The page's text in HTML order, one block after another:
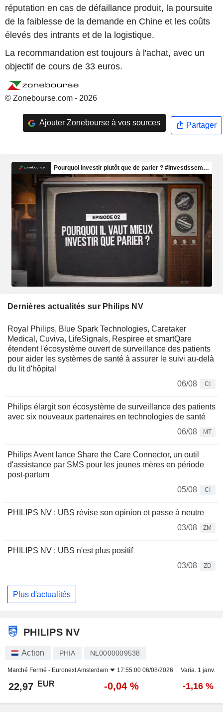
réputation en cas de défaillance produit, la poursuite
de la faiblesse de la demande en Chine et les coûts
élevés des intrants et de la logistique.
La recommandation est toujours à l'achat, avec un
objectif de cours de 33 euros.
© Zonebourse.com - 2026
Ajouter Zonebourse à vos sources Partager
Dernières actualités sur Philips NV
Royal Philips, Blue Spark Technologies, Caretaker
Medical, Cuviva, LifeSignals, Respiree et smartQare
étendent l'écosystème ouvert de surveillance des patients
pour aider les systèmes de santé à assurer le suivi au-delà
du lit d'hôpital
06/08
CI
Philips élargit son écosystème de surveillance des patients
avec six nouveaux partenaires en technologies de santé
06/08
MT
Philips Avent lance Share the Care Connector, un outil
d'assistance par SMS pour les jeunes mères en période
post-partum
05/08
CI
PHILIPS NV : UBS révise son opinion et passe à neutre
03/08
ZM
PHILIPS NV : UBS n'est plus positif
03/08
ZD
Plus d'actualités
PHILIPS NV
Action PHIA NL0000009538
Marché Fermé - Euronext Amsterdam 17:55:00 06/08/2026 Varia. 1 janv.
22,97 EUR -0,04 % -1,16 %